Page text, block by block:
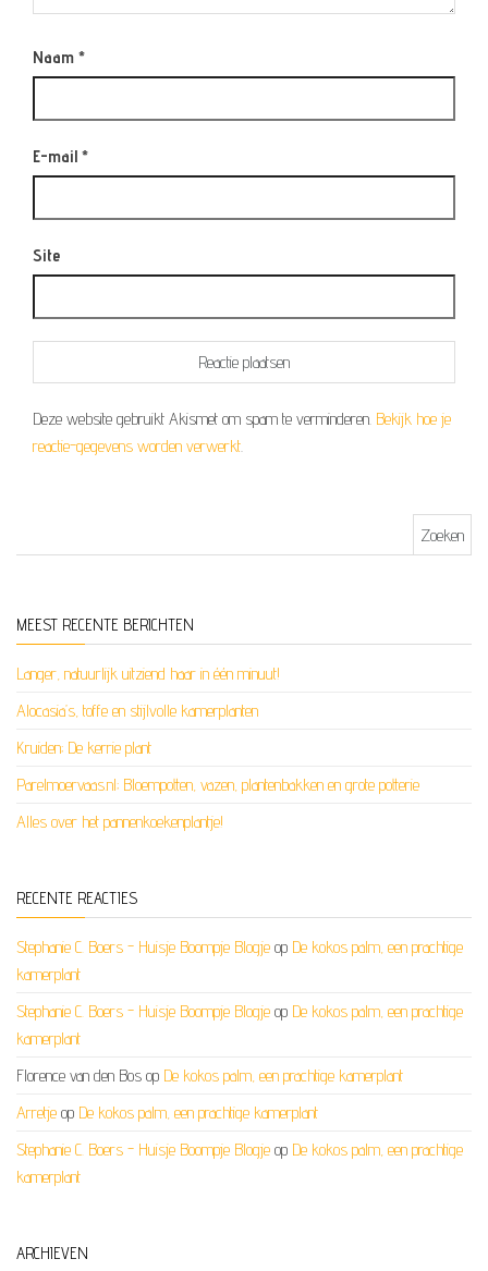
Naam *
E-mail *
Site
Deze website gebruikt Akismet om spam te verminderen. Bekijk hoe je
reactie-gegevens worden verwerkt.
MEEST RECENTE BERICHTEN
Langer, natuurlijk uitziend haar in één minuut!
Alocasia’s, toffe en stijlvolle kamerplanten
Kruiden; De kerrie plant
Parelmoervaas.nl; Bloempotten, vazen, plantenbakken en grote potterie
Alles over het pannenkoekenplantje!
RECENTE REACTIES
Stephanie C. Boers - Huisje Boompje Blogje op De kokos palm, een prachtige
kamerplant
Stephanie C. Boers - Huisje Boompje Blogje op De kokos palm, een prachtige
kamerplant
Florence van den Bos op De kokos palm, een prachtige kamerplant
Arretje op De kokos palm, een prachtige kamerplant
Stephanie C. Boers - Huisje Boompje Blogje op De kokos palm, een prachtige
kamerplant
ARCHIEVEN